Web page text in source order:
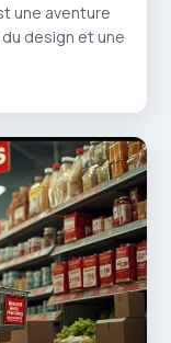
une aventure
design et une